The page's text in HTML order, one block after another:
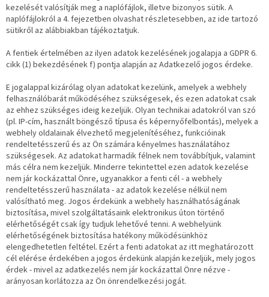
kezelését valósítják meg a naplófájlok, illetve bizonyos sütik. A
naplófájlokról a 4. fejezetben olvashat részletesebben, az ide tartozó
sütikről az alábbiakban tájékoztatjuk.
A fentiek értelmében az ilyen adatok kezelésének jogalapja a GDPR 6.
cikk (1) bekezdésének f) pontja alapján az Adatkezelő jogos érdeke.
E jogalappal kizárólag olyan adatokat kezelünk, amelyek a webhely
felhasználóbarát működéséhez szükségesek, és ezen adatokat csak
az ehhez szükséges ideig kezeljük. Olyan technikai adatokról van szó
(pl. IP-cím, használt böngésző típusa és képernyőfelbontás), melyek a
webhely oldalainak élvezhető megjelenítéséhez, funkcióinak
rendeltetésszerű és az Ön számára kényelmes használatához
szükségesek. Az adatokat harmadik félnek nem továbbítjuk, valamint
más célra nem kezeljük. Minderre tekintettel ezen adatok kezelése
nem jár kockázattal Önre, ugyanakkor a fenti cél - a webhely
rendeltetésszerű használata - az adatok kezelése nélkül nem
valósítható meg. Jogos érdekünk a webhely használhatóságának
biztosítása, mivel szolgáltatásaink elektronikus úton történő
elérhetőségét csak így tudjuk lehetővé tenni. A webhelyünk
elérhetőségének biztosítása hatékony működésünkhöz
elengedhetetlen feltétel. Ezért a fenti adatokat az itt meghatározott
cél elérése érdekében a jogos érdekünk alapján kezeljük, mely jogos
érdek - mivel az adatkezelés nem jár kockázattal Önre nézve -
arányosan korlátozza az Ön önrendelkezési jogát.